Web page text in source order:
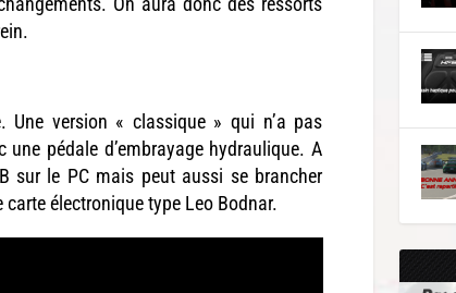
Une version « classique » qui n’a pas
pédale d’embrayage hydraulique. A
sur le PC mais peut aussi se brancher
électronique type Leo Bodnar.